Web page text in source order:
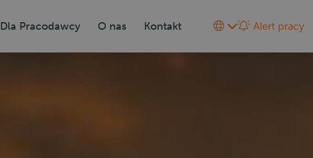
Dla Pracodawcy O nas Kontakt Alert pracy